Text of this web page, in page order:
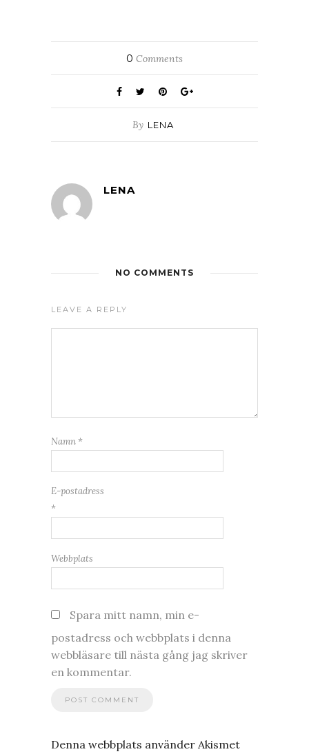
0 Comments
By LENA
LENA
NO COMMENTS
LEAVE A REPLY
Namn *
E-postadress
*
Webbplats
Spara mitt namn, min e-
postadress och webbplats i denna
webbläsare till nästa gång jag skriver
en kommentar.
Denna webbplats använder Akismet